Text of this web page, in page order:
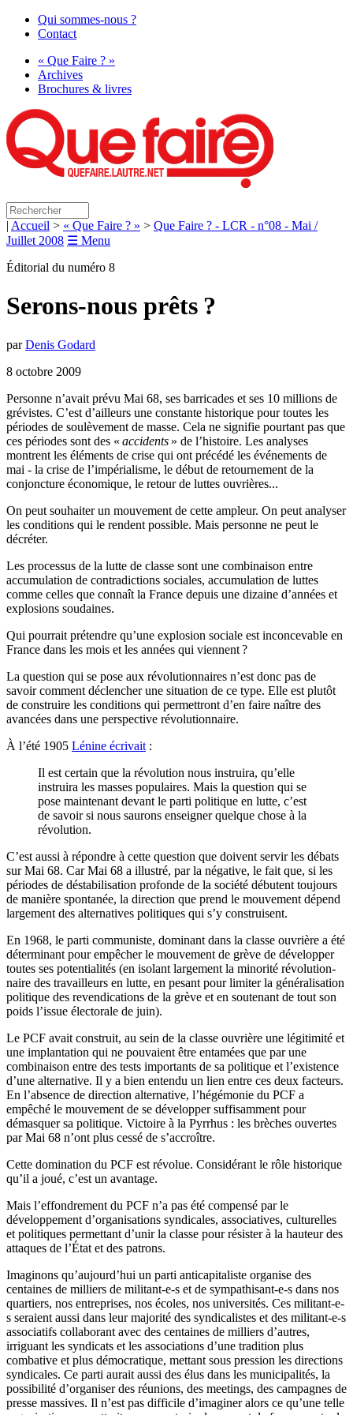
Qui sommes-nous ?
Contact
« Que Faire ? »
Archives
Brochures & livres
| Accueil > « Que Faire ? » > Que Faire ? - LCR - n°08 - Mai /
Juillet 2008 ☰ Menu
Éditorial du numéro 8
Serons-nous prêts ?
parDenis Godard
8 octobre 2009
Personne n’avait prévu Mai 68, ses barricades et ses 10 millions de
grévistes. C’est d’ailleurs une constante historique pour toutes les
périodes de soulèvement de masse. Cela ne signifie pourtant pas que
ces périodes sont des « accidents » de l’histoire. Les analyses
montrent les éléments de crise qui ont précédé les événements de
mai - la crise de l’impérialisme, le début de retournement de la
conjoncture économique, le retour de luttes ouvrières...
On peut souhaiter un mouvement de cette ampleur. On peut analyser
les conditions qui le rendent possible. Mais personne ne peut le
décréter.
Les processus de la lutte de classe sont une combinaison entre
accumulation de contradictions sociales, accumulation de luttes
comme celles que connaît la France depuis une dizaine d’années et
explosions soudaines.
Qui pourrait prétendre qu’une explosion sociale est inconcevable en
France dans les mois et les années qui viennent?
La question qui se pose aux révolutionnaires n’est donc pas de
savoir comment déclencher une situation de ce type. Elle est plutôt
de construire les conditions qui permettront d’en faire naître des
avancées dans une perspective révolutionnaire.
À l’été 1905 Lénine écrivait :
Il est certain que la révolution nous instruira, qu’elle
instruira les masses populaires. Mais la question qui se
pose maintenant devant le parti politique en lutte, c’est
de savoir si nous saurons enseigner quelque chose à la
révolution.
C’est aussi à répondre à cette question que doivent servir les débats
sur Mai 68. Car Mai 68 a illustré, par la négative, le fait que, si les
périodes de déstabilisation profonde de la société débutent toujours
de manière spontanée, la direction que prend le mouvement dépend
largement des alternatives politiques qui s’y construisent.
En 1968, le parti communiste, dominant dans la classe ouvrière a été
déterminant pour empêcher le mouvement de grève de développer
toutes ses potentialités (en isolant largement la minorité révolution­
naire des travailleurs en lutte, en pesant pour limiter la généralisation
politique des revendications de la grève et en soutenant de tout son
poids l’issue électorale de juin).
Le PCF avait construit, au sein de la classe ouvrière une légitimité et
une implantation qui ne pouvaient être entamées que par une
combinaison entre des tests importants de sa politique et l’existence
d’une alternative. Il y a bien entendu un lien entre ces deux facteurs.
En l’absence de direction alternative, l’hégémonie du PCF a
empêché le mouvement de se développer suffisamment pour
démasquer sa politique. Victoire à la Pyrrhus : les brèches ouvertes
par Mai 68 n’ont plus cessé de s’accroître.
Cette domination du PCF est révolue. Considérant le rôle historique
qu’il a joué, c’est un avantage.
Mais l’effondrement du PCF n’a pas été compensé par le
développement d’organisations syndicales, associatives, culturelles
et politiques permettant d’unir la classe pour résister à la hauteur des
attaques de l’État et des patrons.
Imaginons qu’aujourd’hui un parti anticapitaliste organise des
centaines de milliers de militant-e-s et de sympathisant-e-s dans nos
quartiers, nos entreprises, nos écoles, nos universités. Ces militant-e-
s seraient aussi dans leur majorité des syndicalistes et des militant-e-s
associatifs collaborant avec des centaines de milliers d’autres,
irriguant les syndicats et les associations d’une tradition plus
combative et plus démocratique, mettant sous pression les directions
syndicales. Ce parti aurait aussi des élus dans les municipalités, la
possibilité d’organiser des réunions, des meetings, des campagnes de
presse massives. Il n’est pas difficile d’imaginer alors ce qu’une telle